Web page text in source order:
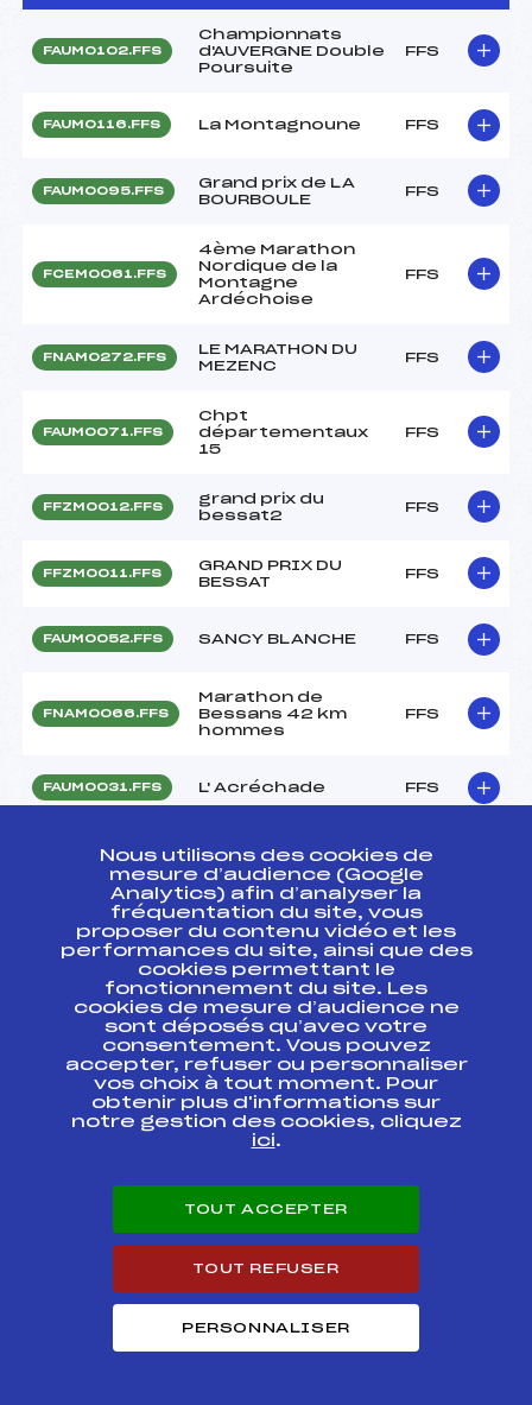
FAUM0102.FFS
Championnats
d'AUVERGNE Double
Poursuite
FFS
FAUM0116.FFS La Montagnoune FFS
FAUM0095.FFS
Grand prix de LA
BOURBOULE
FFS
FCEM0061.FFS
4ème Marathon
Nordique de la
Montagne
Ardéchoise
FFS
FNAM0272.FFS
LE MARATHON DU
MEZENC
FFS
FAUM0071.FFS
Chpt
départementaux
15
FFS
FFZM0012.FFS
grand prix du
bessat2
FFS
FFZM0011.FFS
GRAND PRIX DU
BESSAT
FFS
FAUM0052.FFS SANCY BLANCHE FFS
FNAM0066.FFS
Marathon de
Bessans 42 km
hommes
FFS
FAUM0031.FFS L' Acréchade FFS
Résultats Nordique 2008
Course Cat.
FNAM0502.FFS
ETOILE DES
SAISIES 42KM
FAUM0101.FFS
Course de la
dernière neige
FFS
FCEM0071.FFS
MARATHON DE LA
MONTAGNE
ARDECHOISE
FFS
GRAND PRIX DE
PRAT DE BOUC
MEZENC
26eme GRAND PRIX
DU PAYS ROCHOIS
Nous utilisons des cookies de
mesure d’audience (Google
Analytics) afin d’analyser la
fréquentation du site, vous
proposer du contenu vidéo et les
performances du site, ainsi que des
cookies permettant le
fonctionnement du site. Les
cookies de mesure d’audience ne
sont déposés qu’avec votre
consentement. Vous pouvez
accepter, refuser ou personnaliser
vos choix à tout moment. Pour
obtenir plus d'informations sur
notre gestion des cookies, cliquez
ici.
TOUT ACCEPTER
TOUT REFUSER
PERSONNALISER